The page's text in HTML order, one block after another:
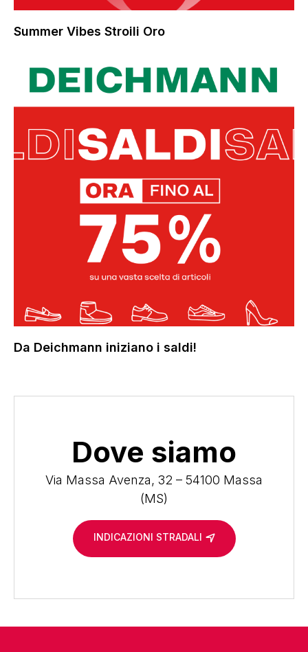
Summer Vibes Stroili Oro
Da Deichmann iniziano i saldi!
Dove siamo
Via Massa Avenza, 32 – 54100 Massa
(MS)
INDICAZIONI STRADALI